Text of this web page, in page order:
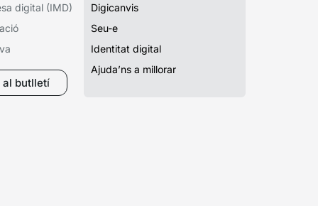
digital (IMD)
butlletí
Digicanvis
Seu-e
Identitat digital
Ajuda’ns a millorar